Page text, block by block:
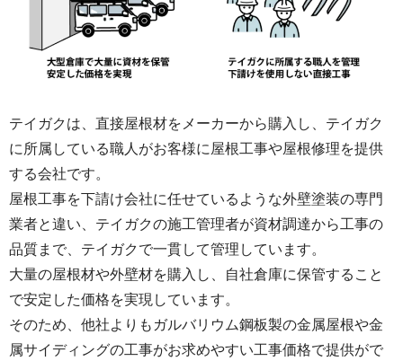
外壁塗装は合計3回塗りします。塗膜が厚く付くこ
とで、塗料の耐久性も上がります。また艶による
ムラも消え綺麗な仕上がりになります。
デザイン性の高い家が、スーパーガルテクトのカ
バー工法と外壁塗装で、素敵な姿に生まれ変わり
ました。
テイガクは、直接屋根材をメーカーから購入し、テイガク
に所属している職人がお客様に屋根工事や屋根修理を提供
する会社です。
屋根工事を下請け会社に任せているような外壁塗装の専門
業者と違い、テイガクの施工管理者が資材調達から工事の
品質まで、テイガクで一貫して管理しています。
大量の屋根材や外壁材を購入し、自社倉庫に保管すること
で安定した価格を実現しています。
そのため、他社よりもガルバリウム鋼板製の金属屋根や金
属サイディングの工事がお求めやすい工事価格で提供がで